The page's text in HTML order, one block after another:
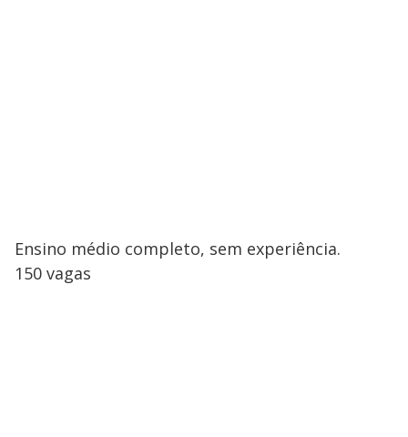
Ensino médio completo, sem experiência.
150 vagas